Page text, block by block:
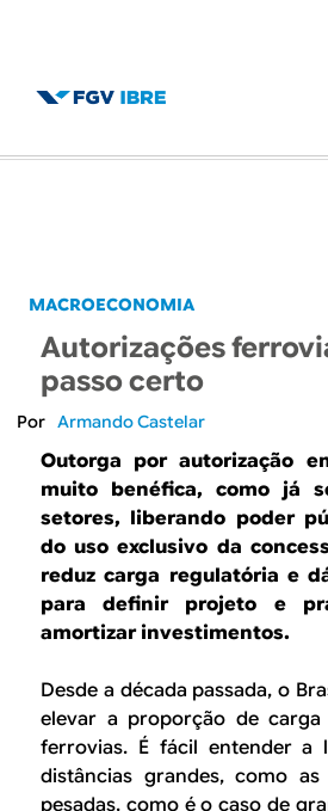
B
g
o
B
o
l
á
r
i
o
d
e
b
s
c
a
MACROECONOMIA
Autorizações
passo certo
Armando Castelar
Outorga por autorização
muito benéfica, como já
setores, liberando poder
do uso exclusivo da
reduz carga regulatória e
para definir projeto e
amortizar investimentos.
Desde a década passada, o
elevar a proporção de
ferrovias. É fácil entender a
distâncias grandes, como
pesadas, como é o caso de